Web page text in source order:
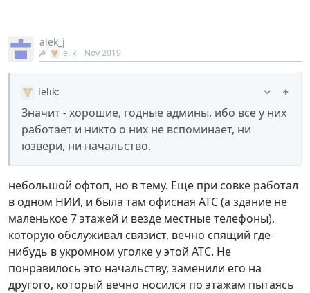
alek_j
lelik Nov 2019
lelik:
Значит - хорошие, годные админы, ибо все у них
работает и никто о них не вспоминает, ни
юзвери, ни начальство.
небольшой офтоп, но в тему. Еще при совке работал
в одном НИИ, и была там офисная АТС (а здание не
маленькое 7 этажей и везде местные телефоны),
которую обслуживал связист, вечно спящий где-
нибудь в укромном уголке у этой АТС. Не
понравилось это начальству, заменили его на
другого, который вечно носился по этажам пытаясь